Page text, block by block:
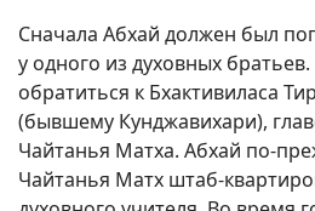
Сначала Абхай должен был
у одного из духовных
обратиться к Бхактивиласа
(бывшему Кунджавихари),
Чайтанья Матха. Абхай по-
Чайтанья Матх штаб-